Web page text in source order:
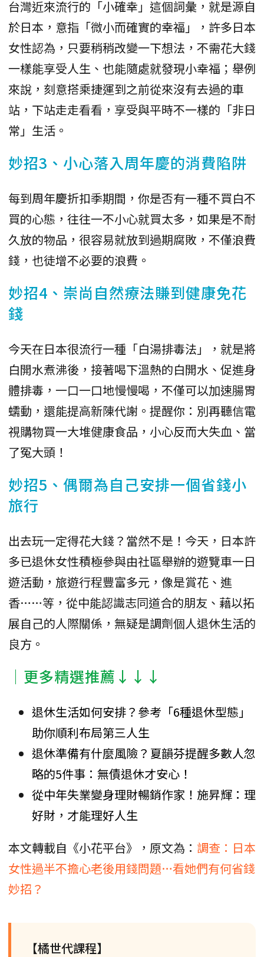
台灣近來流行的「小確幸」這個詞彙，就是源自
於日本，意指「微小而確實的幸福」，許多日本
女性認為，只要稍稍改變一下想法，不需花大錢
一樣能享受人生、也能隨處就發現小幸福；舉例
來說，刻意搭乘捷運到之前從來沒有去過的車
站，下站走走看看，享受與平時不一樣的「非日
常」生活。
妙招3、小心落入周年慶的消費陷阱
每到周年慶折扣季期間，你是否有一種不買白不
買的心態，往往一不小心就買太多，如果是不耐
久放的物品，很容易就放到過期腐敗，不僅浪費
錢，也徒增不必要的浪費。
妙招4、崇尚自然療法賺到健康免花
錢
今天在日本很流行一種「白湯排毒法」，就是將
白開水煮沸後，接著喝下溫熱的白開水、促進身
體排毒，一口一口地慢慢喝，不僅可以加速腸胃
蠕動，還能提高新陳代謝。提醒你：別再聽信電
視購物買一大堆健康食品，小心反而大失血、當
了冤大頭！
妙招5、偶爾為自己安排一個省錢小
旅行
出去玩一定得花大錢？當然不是！今天，日本許
多已退休女性積極參與由社區舉辦的遊覽車一日
遊活動，旅遊行程豐富多元，像是賞花、進
香……等，從中能認識志同道合的朋友、藉以拓
展自己的人際關係，無疑是調劑個人退休生活的
良方。
│更多精選推薦↓↓↓
退休生活如何安排？參考「6種退休型態」
助你順利布局第三人生
退休準備有什麼風險？夏韻芬提醒多數人忽
略的5件事：無債退休才安心！
從中年失業變身理財暢銷作家！施昇輝：理
好財，才能理好人生
本文轉載自《小花平台》，原文為： 調查：日本
女性過半不擔心老後用錢問題…看她們有何省錢
妙招？
【橘世代課程】